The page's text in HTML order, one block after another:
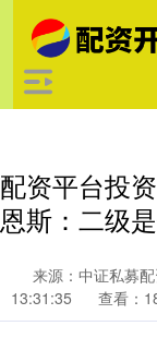
配资平台投
恩斯：二级
来源：中证私募
13:31:35
查看：